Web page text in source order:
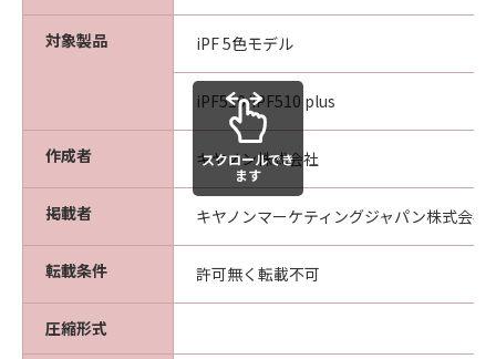
権限及び所有権は、その内容によりキヤノ
ンまたはキヤノンのライセンサーに帰属し
「許諾ソフトウエア」が、CD-ROM等の記
憶媒体に格納されて提供されている場合、
キヤノンは、お客様が「許諾ソフトウエ
ア」を購入した日から90日の間、「許諾ソ
フトウエア」が格納されている記憶媒体
（以下「メディア」と言います）に物理的
な欠陥がないことを保証します。当該保証
期間中に「メディア」に物理的な欠陥が発
対象製品 iPF 5色モデル
iPF510/iPF510 plus
作成者 キヤノン株式会社
掲載者 キヤノンマーケティングジャパン株式会社
転載条件 許可無く転載不可
圧縮形式
スクロールでき
ます